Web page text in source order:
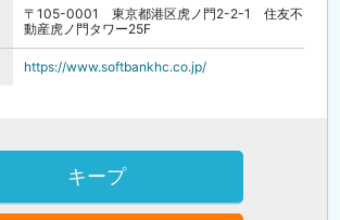
【許可番号】
職業紹介事業許可番号:13-ユ-304266
労働者派遣事業許可番号:派13-305194
〒105-0001 東京都港区虎ノ門2-2-1 住友不
動産虎ノ門タワー25F
https://www.softbankhc.co.jp/
キープ